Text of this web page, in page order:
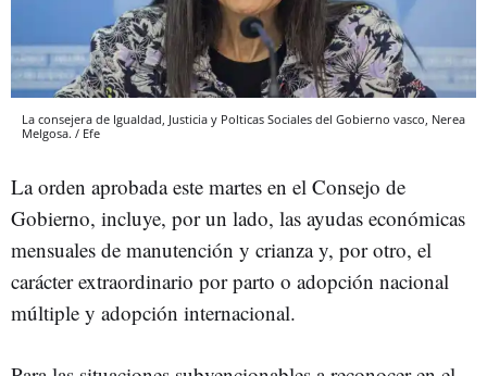
La consejera de Igualdad, Justicia y Polticas Sociales del Gobierno vasco, Nerea
Melgosa. / Efe
La orden aprobada este martes en el Consejo de
Gobierno, incluye, por un lado, las ayudas económicas
mensuales de manutención y crianza y, por otro, el
carácter extraordinario por parto o adopción nacional
múltiple y adopción internacional.